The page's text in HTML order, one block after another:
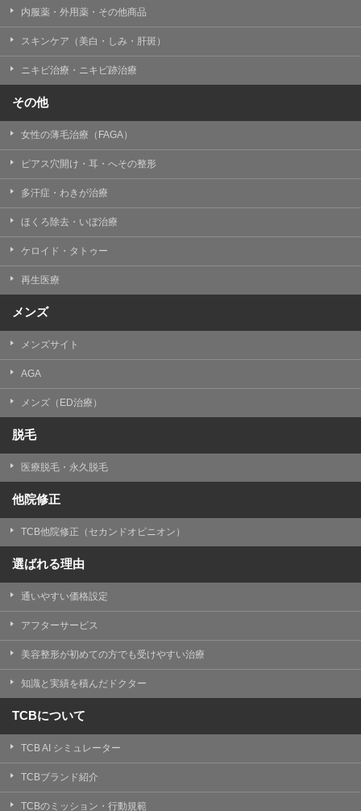
内服薬・外用薬・その他商品
スキンケア（美白・しみ・肝斑）
ニキビ治療・ニキビ跡治療
その他
女性の薄毛治療（FAGA）
ピアス穴開け・耳・へその整形
多汗症・わきが治療
ほくろ除去・いぼ治療
ケロイド・タトゥー
再生医療
メンズ
メンズサイト
AGA
メンズ（ED治療）
脱毛
医療脱毛・永久脱毛
他院修正
TCB他院修正（セカンドオピニオン）
選ばれる理由
通いやすい価格設定
アフターサービス
美容整形が初めての方でも受けやすい治療
知識と実績を積んだドクター
TCBについて
TCB AI シミュレーター
TCBブランド紹介
TCBのミッション・行動規範